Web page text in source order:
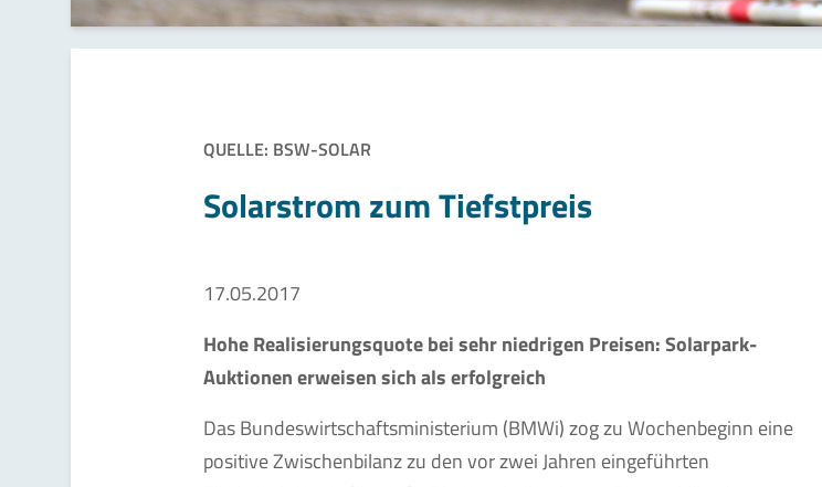
QUELLE: BSW-SOLAR
Solarstrom zum Tiefstpreis
17.05.2017
Hohe Realisierungsquote bei sehr niedrigen Preisen: Solarpark-
Auktionen erweisen sich als erfolgreich
Das Bundeswirtschaftsministerium (BMWi) zog zu Wochenbeginn eine
positive Zwischenbilanz zu den vor zwei Jahren eingeführten